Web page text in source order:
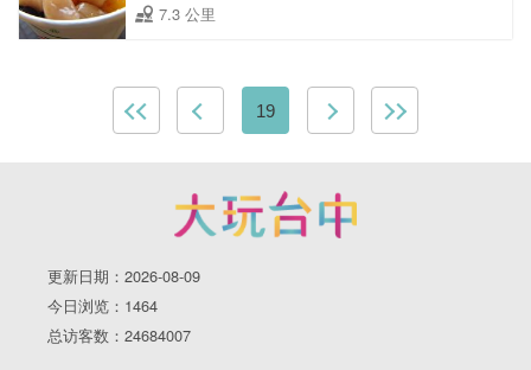
7.3 公里
19
更新日期：2026-08-09
今日浏览：1464
总访客数：24684007